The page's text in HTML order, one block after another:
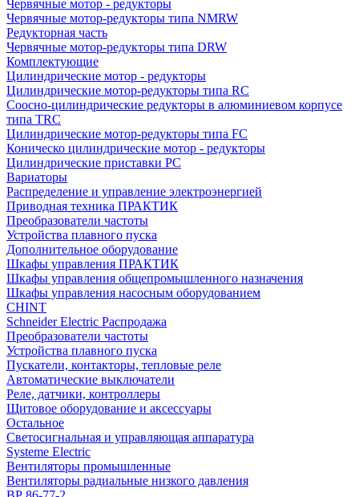
Червячные мотор - редукторы
Червячные мотор-редукторы типа NMRW
Редукторная часть
Червячные мотор-редукторы типа DRW
Комплектующие
Цилиндрические мотор - редукторы
Цилиндрические мотор-редукторы типа RC
Соосно-цилиндрические редукторы в алюминиевом корпусе
типа TRC
Цилиндрические мотор-редукторы типа FC
Коническо цилиндрические мотор - редукторы
Цилиндрические приставки PC
Вариаторы
Распределение и управление электроэнергией
Приводная техника ПРАКТИК
Преобразователи частоты
Устройства плавного пуска
Дополнительное оборудование
Шкафы управления ПРАКТИК
Шкафы управления общепромышленного назначения
Шкафы управления насосным оборудованием
CHINT
Schneider Electric Распродажа
Преобразователи частоты
Устройства плавного пуска
Пускатели, контакторы, тепловые реле
Автоматические выключатели
Реле, датчики, контроллеры
Щитовое оборудование и аксессуары
Остальное
Светосигнальная и управляющая аппаратура
Systeme Electric
Вентиляторы промышленные
Вентиляторы радиальные низкого давления